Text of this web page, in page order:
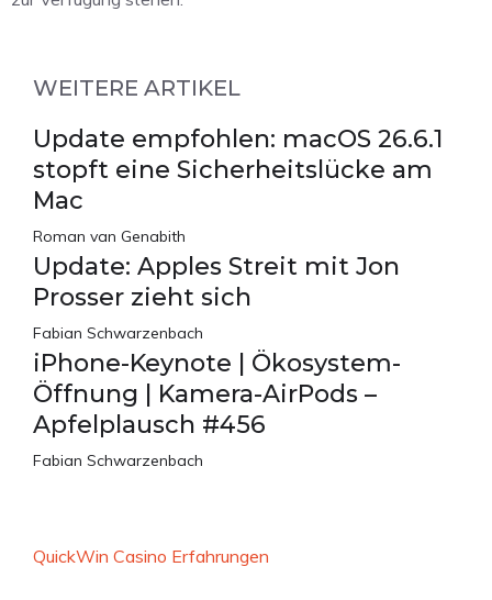
WEITERE ARTIKEL
Update empfohlen: macOS 26.6.1
stopft eine Sicherheitslücke am
Mac
Roman van Genabith
Update: Apples Streit mit Jon
Prosser zieht sich
Fabian Schwarzenbach
iPhone-Keynote | Ökosystem-
Öffnung | Kamera-AirPods –
Apfelplausch #456
Fabian Schwarzenbach
QuickWin Casino Erfahrungen